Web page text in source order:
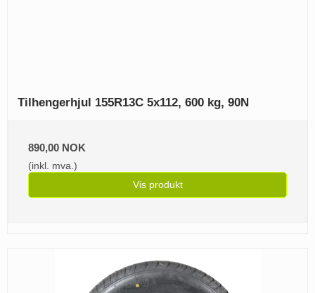
Tilhengerhjul 155R13C 5x112, 600 kg, 90N
890,00 NOK
(inkl. mva.)
Vis produkt